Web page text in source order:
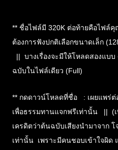
** ชื่อไฟล์มี 320K ต่อท้ายคือไฟล์
ต้องการฟังปกติเลือกขนาดเล็ก
|| บางเรื่องจะมีให้โหลดสองแบ
ฉบับในไฟล์เดียว (Full)
** กดดาวน์โหลดที่ชื่อ : เผยแพร่
เพื่อธรรมทานแจกฟรีเท่านั้น || (เ
เครดิตว่าต้นฉบับเสียงนำมาจาก โ
เท่านั้น เพราะมีคนชอบเข้าใจผิด